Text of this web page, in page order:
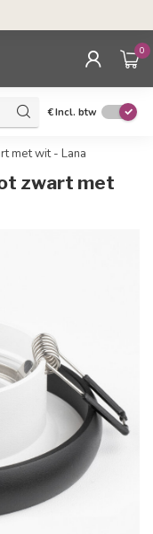
0
€Incl. btw
met wit - Lana
zwart met